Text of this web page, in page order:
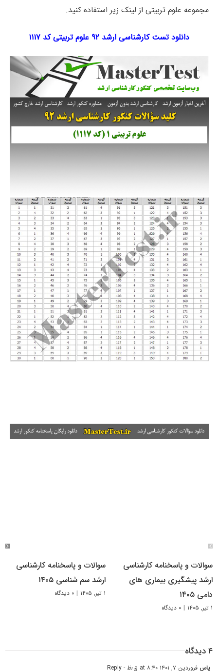
مجموعه علوم تربیتی از لینک زیر استفاده کنید.
دانلود تست کارشناسی ارشد ۹۲ علوم تربیتی کد ۱۱۱۷
سوالات و پاسخنامه کارشناسی
ارشد پیشگیری بیماری های
دامی ۱۴۰۵
۱ تیر, ۱۴۰۵ | ۰ دیدگاه
سوالات و پاسخنامه کارشناسی
ارشد سم شناسی ۱۴۰۵
۱ تیر, ۱۴۰۵ | ۰ دیدگاه
۴ دیدگاه
یاس فروردین ۷, ۱۴۰۱ at ۸:۴۰ ق٫ظ - Reply